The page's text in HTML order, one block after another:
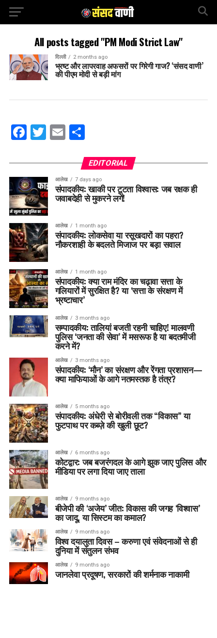
All posts tagged "PM Modi Strict Law"
दिल्ली 2 months ago
भ्रष्ट और लापरवाह अफसरों पर गिरेगी गाज? ‘संसद वाणी’
की पीएम मोदी से बड़ी मांग
Facebook
Twitter
Email
EDITORIAL
आलेख 7 days ago
संपादकीय: खाकी पर टूटता विश्वास: जब रक्षक ही
जवाबदेही से मुकरने लगें!
आलेख 1 month ago
संपादकीय: लोकसेवा या रसूखदारों का पहरा?
नौकरशाही के बदलते मिजाज पर बड़ा सवाल
आलेख 1 month ago
संपादकीय: क्या राम मंदिर का चढ़ावा सत्ता के
गलियारों में सुरक्षित है? या ‘सत्ता के संरक्षण में
भ्रष्टाचार’
आलेख 3 months ago
सम्पादकीय: तालियां बजती रहनी चाहिए! मालवणी
पुलिस ‘जनता की सेवा’ में मसरूफ है या बदतमीजी
करने में?
आलेख 3 months ago
संपादकीय: ‘मौन’ का संरक्षण और रेंगता प्रशासन—
क्या माफियाओं के आगे नतमस्तक है तंत्र?
आलेख 5 months ago
संपादकीय: अंधेरी से बोरीवली तक “विकास” या
फुटपाथ पर कब्ज़े की खुली छूट?
आलेख 6 months ago
कोटद्वार: जब बजरंगदल के आगे झुक जाए पुलिस और
मीडिया पर लगा दिया जाए ताला
आलेख 9 months ago
बीजेपी की ‘अजेय’ जीत: विकास की जगह ‘विश्वास’
का जादू, या सिस्टम का कमाल?
आलेख 9 months ago
विश्व दयालुता दिवस – करुणा एवं संवेदनाओं से ही
दुनिया में संतुलन संभव
आलेख 9 months ago
जानलेवा प्रदूषण, सरकारों की शर्मनाक नाकामी